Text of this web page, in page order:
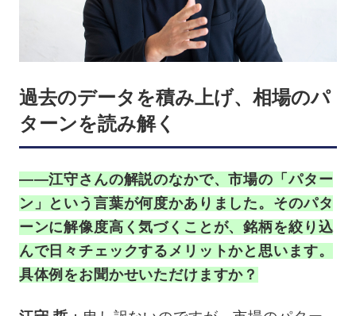
過去のデータを積み上げ、相場のパ
ターンを読み解く
——江守さんの解説のなかで、市場の「パター
ン」という言葉が何度かありました。そのパタ
ーンに解像度高く気づくことが、銘柄を絞り込
んで日々チェックするメリットかと思います。
具体例をお聞かせいただけますか？